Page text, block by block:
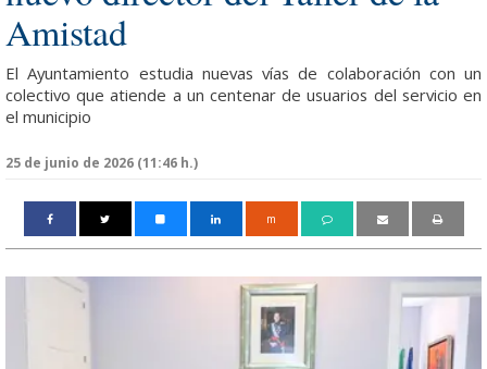
Amistad
El Ayuntamiento estudia nuevas vías de colaboración con un
colectivo que atiende a un centenar de usuarios del servicio en
el municipio
25 de junio de 2026 (11:46 h.)
m